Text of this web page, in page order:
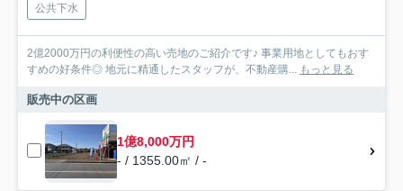
公共下水
2億2000万円の利便性の高い売地のご紹介です♪ 事業用地としてもおす
すめの好条件◎ 地元に精通したスタッフが、不動産購... もっと見る
販売中の区画
1億8,000万円
- / 1355.00㎡ / -